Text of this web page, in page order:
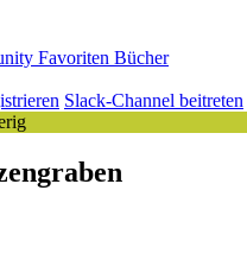
Favoriten Bücher
Slack-Channel beitreten